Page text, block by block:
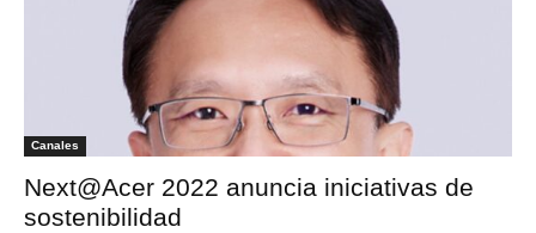
Canales
Next@Acer 2022 anuncia iniciativas de
sostenibilidad